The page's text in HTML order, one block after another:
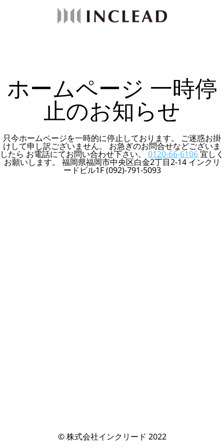
ホームページ 一時停
止のお知らせ
只今ホームページを一時的に停止しております。 ご迷惑お掛
けして申し訳ございません。 お急ぎのお問合せなどございま
したら お電話にてお問い合わせ下さい。0120-66-6106宜しく
お願いします。 福岡県福岡市中央区白金2丁目2-14 インクリ
ードビル1F (092)-791-5093
© 株式会社インクリード 2022